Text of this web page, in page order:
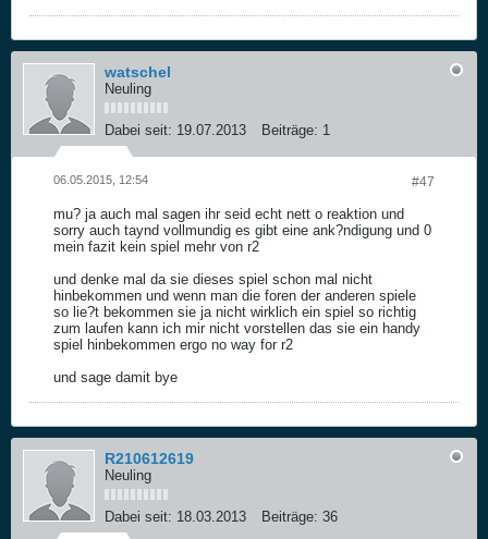
watschel
Neuling
Dabei seit: 19.07.2013 Beiträge: 1
#47
06.05.2015, 12:54
mu? ja auch mal sagen ihr seid echt nett o reaktion und
sorry auch taynd vollmundig es gibt eine ank?ndigung und 0
mein fazit kein spiel mehr von r2
und denke mal da sie dieses spiel schon mal nicht
hinbekommen und wenn man die foren der anderen spiele
so lie?t bekommen sie ja nicht wirklich ein spiel so richtig
zum laufen kann ich mir nicht vorstellen das sie ein handy
spiel hinbekommen ergo no way for r2
und sage damit bye
R210612619
Neuling
Dabei seit: 18.03.2013 Beiträge: 36